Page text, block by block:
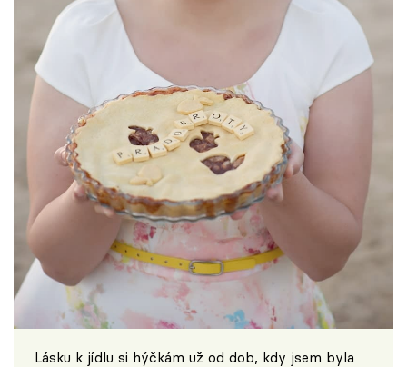
Lásku k jídlu si hýčkám už od dob, kdy jsem byla